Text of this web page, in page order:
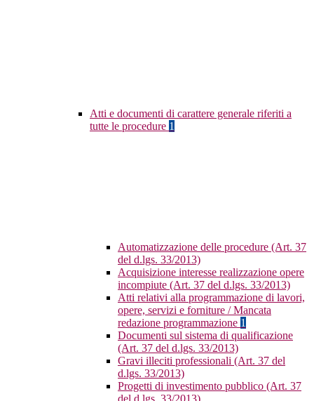
Atti e documenti di carattere generale riferiti a
tutte le procedure 1
Automatizzazione delle procedure (Art. 37
del d.lgs. 33/2013)
Acquisizione interesse realizzazione opere
incompiute (Art. 37 del d.lgs. 33/2013)
Atti relativi alla programmazione di lavori,
opere, servizi e forniture / Mancata
redazione programmazione 1
Documenti sul sistema di qualificazione
(Art. 37 del d.lgs. 33/2013)
Gravi illeciti professionali (Art. 37 del
d.lgs. 33/2013)
Progetti di investimento pubblico (Art. 37